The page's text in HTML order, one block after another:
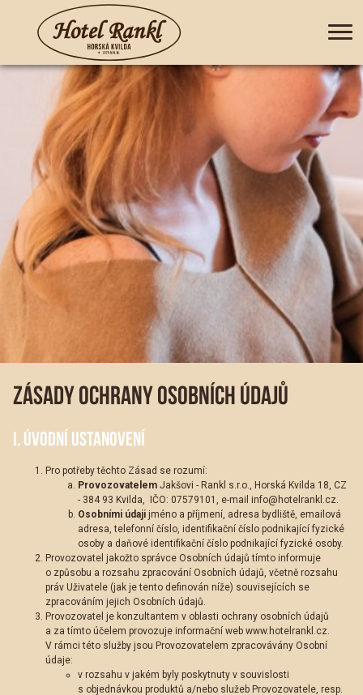
+420 388 435 044
ZÁSADY OCHRANY OSOBNÍCH ÚDAJŮ
I. ÚVODNÍ USTANOVENÍ
Pro potřeby těchto Zásad se rozumí:
Provozovatelem Jakšovi - Rankl s.r.o., Horská Kvilda 18, CZ
- 384 93 Kvilda, IČO: 07579101, e-mail info@hotelrankl.cz.
Osobními údaji jméno a příjmení, adresa bydliště, emailová
adresa, telefonní číslo, identifikační číslo podnikající fyzické
osoby a daňové identifikační číslo podnikající fyzické osoby.
Provozovatel jakožto správce Osobních údajů tímto informuje
o způsobu a rozsahu zpracování Osobních údajů, včetně rozsahu
práv Uživatele (jak je tento definován níže) souvisejících se
zpracováním jejich Osobních údajů.
Provozovatel je konzultantem v oblasti ochrany osobních údajů
a za tímto účelem provozuje informační web www.hotelrankl.cz.
V rámci této služby jsou Provozovatelem zpracovávány Osobní
údaje:
v rozsahu v jakém byly poskytnuty v souvislosti
s objednávkou produktů a/nebo služeb Provozovatele, resp.